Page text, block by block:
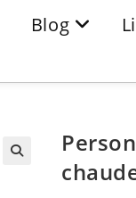
Blog